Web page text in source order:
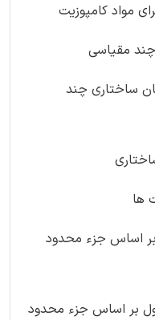
ساختاری چند
بر اساس جزء محدود
اول بر اساس جزء محدود